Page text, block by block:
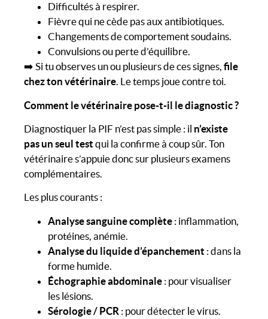
Difficultés à respirer.
Fièvre qui ne cède pas aux antibiotiques.
Changements de comportement soudains.
Convulsions ou perte d’équilibre.
➡️ Si tu observes un ou plusieurs de ces signes, file
chez ton vétérinaire. Le temps joue contre toi.
Comment le vétérinaire pose-t-il le diagnostic ?
Diagnostiquer la PIF n’est pas simple : il n’existe
pas un seul test qui la confirme à coup sûr. Ton
vétérinaire s’appuie donc sur plusieurs examens
complémentaires.
Les plus courants :
Analyse sanguine complète : inflammation,
protéines, anémie.
Analyse du liquide d’épanchement : dans la
forme humide.
Échographie abdominale : pour visualiser
les lésions.
Sérologie / PCR : pour détecter le virus.